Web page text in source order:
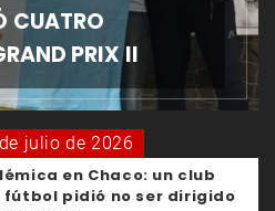
CUATRO
PRIX II
julio de 2026
en Chaco: un club
fútbol pidió no ser dirigido